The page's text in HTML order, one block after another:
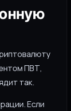
ПВТ,
так.
Если